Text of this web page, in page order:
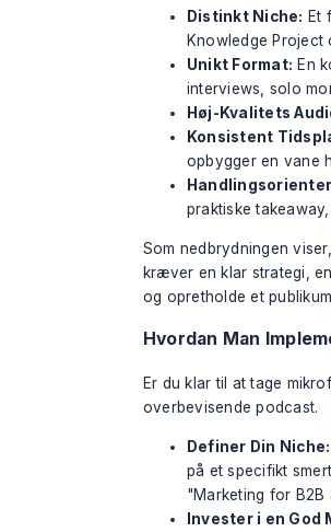
Distinkt Niche: Et
Knowledge Project
Unikt Format: En
interviews, solo
Høj-Kvalitets
Konsistent
opbygger en vane
praktiske
Som nedbrydningen
kræver en klar strategi,
og opretholde et
Hvordan Man
Er du klar til at tage
overbevisende podcast.
Definer Din Niche:
på et specifikt
"Marketing for B2B
Invester i en God